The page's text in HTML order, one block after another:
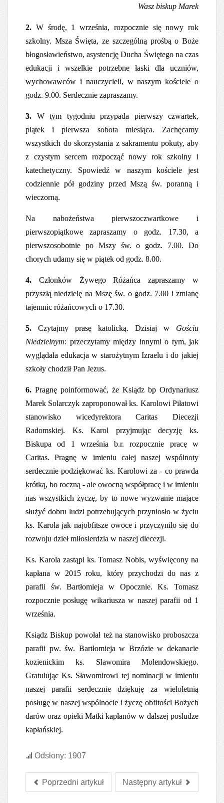
Wasz biskup Marek
2. W środę, 1 września, rozpocznie się nowy rok
szkolny. Msza Święta, ze szczególną prośbą o Boże
błogosławieństwo, asystencję Ducha Świętego na czas
edukacji i wszelkie potrzebne łaski dla uczniów,
wychowawców i nauczycieli, w naszym kościele o
godz. 9.00. Serdecznie zapraszamy.
3. W tym tygodniu przypada pierwszy czwartek,
piątek i pierwsza sobota miesiąca. Zachęcamy
wszystkich do skorzystania z sakramentu pokuty, aby
z czystym sercem rozpocząć nowy rok szkolny i
katechetyczny. Spowiedź w naszym kościele jest
codziennie pół godziny przed Mszą św. poranną i
wieczorną.
Na nabożeństwa pierwszoczwartkowe i
pierwszopiątkowe zapraszamy o godz. 17.30, a
pierwszosobotnie po Mszy św. o godz. 7.00. Do
chorych udamy się w piątek od godz. 8.00.
4. Członków Żywego Różańca zapraszamy w
przyszłą niedzielę na Mszę św. o godz. 7.00 i zmianę
tajemnic różańcowych o 17.30.
5. Czytajmy prasę katolicką. Dzisiaj w Gościu
Niedzielnym: przeczytamy między innymi o tym, jak
wyglądała edukacja w starożytnym Izraelu i do jakiej
szkoły chodził Pan Jezus.
6. Pragnę poinformować, że Ksiądz bp Ordynariusz
Marek Solarczyk zaproponował ks. Karolowi Piłatowi
stanowisko wicedyrektora Caritas Diecezji
Radomskiej. Ks. Karol przyjmując decyzję ks.
Biskupa od 1 września b.r. rozpocznie pracę w
Caritas. Pragnę w imieniu całej naszej wspólnoty
serdecznie podziękować ks. Karolowi za - co prawda
krótką, bo roczną - ale owocną współpracę i w imieniu
nas wszystkich życzę, by to nowe wyzwanie mające
służyć dobru ludzi potrzebujących przyniosło w życiu
ks. Karola jak najobfitsze owoce i przyczyniło się do
rozwoju dzieł miłosierdzia w naszej diecezji.
Ks. Karola zastąpi ks. Tomasz Nobis, wyświęcony na
kapłana w 2015 roku, który przychodzi do nas z
parafii św. Bartłomieja w Opocznie. Ks. Tomasz
rozpocznie posługę wikariusza w naszej parafii od 1
września.
Ksiądz Biskup powołał też na stanowisko proboszcza
parafii pw. św. Bartłomieja w Brzózie w dekanacie
kozienickim ks. Sławomira Molendowskiego.
Gratulując Ks. Sławomirowi tej nominacji w imieniu
naszej parafii serdecznie dziękuję za wieloletnią
posługę w naszej wspólnocie i życzę obfitości Bożych
darów oraz opieki Matki kapłanów w dalszej posłudze
kapłańskiej.
Odsłony: 1907
Poprzedni artykuł Następny artykuł